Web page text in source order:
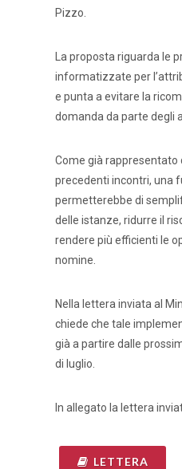
Pizzo.
La proposta riguarda le
informatizzate per
e punta a evitare la
domanda da parte degli
Come già rappresentato
precedenti incontri, una
permetterebbe di
delle istanze, ridurre il
rendere più efficienti le
nomine.
Nella lettera inviata al
chiede che tale
già a partire dalle
di luglio.
In allegato la lettera
LETTERA